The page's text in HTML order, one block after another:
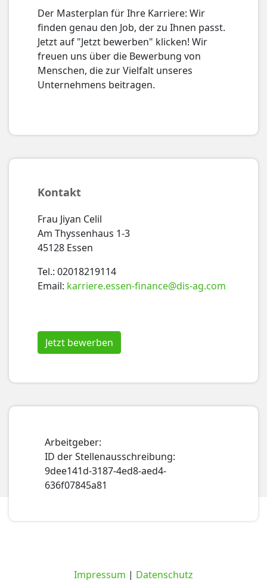
Der Masterplan für Ihre Karriere: Wir
finden genau den Job, der zu Ihnen passt.
Jetzt auf "Jetzt bewerben" klicken! Wir
freuen uns über die Bewerbung von
Menschen, die zur Vielfalt unseres
Unternehmens beitragen.
Kontakt
Frau Jiyan Celil
Am Thyssenhaus 1-3
45128 Essen
Tel.: 02018219114
Email: karriere.essen-finance@dis-ag.com
Jetzt bewerben
Arbeitgeber:
ID der Stellenausschreibung:
9dee141d-3187-4ed8-aed4-
636f07845a81
Impressum | Datenschutz